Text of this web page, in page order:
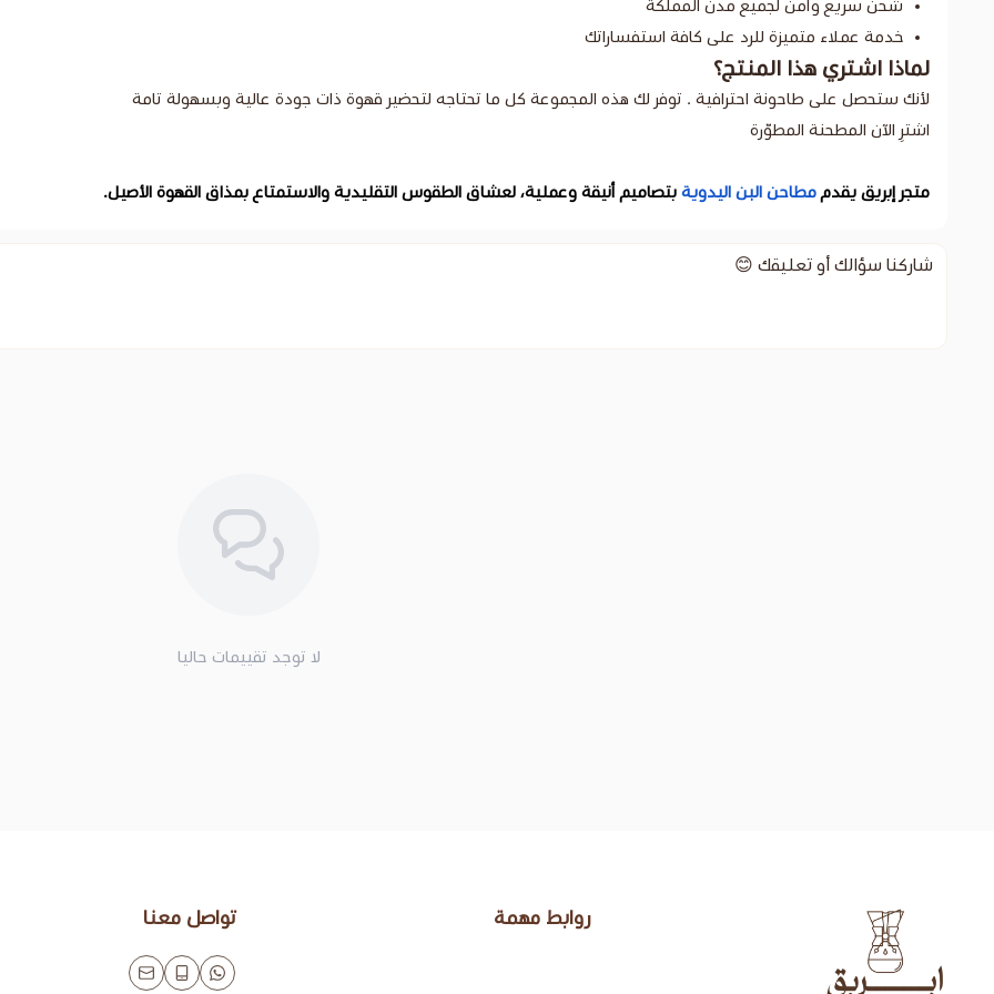
شحن سريع وآمن لجميع مدن المملكة
خدمة عملاء متميزة للرد على كافة استفساراتك
لماذا اشتري هذا المنتج؟
لأنك ستحصل على طاحونة احترافية . توفر لك هذه المجموعة كل ما تحتاجه لتحضير قهوة ذات جودة عالية وبسهولة تامة
اشترِ الآن المطحنة المطوّرة
متجر إبريق يقدم مطاحن البن اليدوية بتصاميم أنيقة وعملية، لعشاق الطقوس التقليدية والاستمتاع بمذاق القهوة الأصيل.
لا توجد تقييمات حاليا
روابط مهمة تواصل معنا